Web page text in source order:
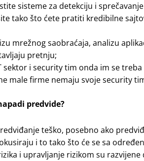
sisteme za detekciju i
tako što ćete pratiti kredibilne
mrežnog saobraćaja, analizu
pretnju;
sektor i security tim onda im se
male firme nemaju svoje security
predvide?
teško, posebno ako
i to tako što će se sa
i upravljanje rizikom su